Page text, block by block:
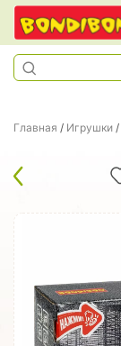
Главная / Игрушки /